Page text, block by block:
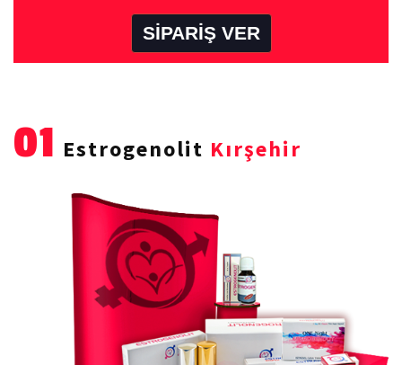
SİPARİŞ VER
01 Estrogenolit Kırşehir